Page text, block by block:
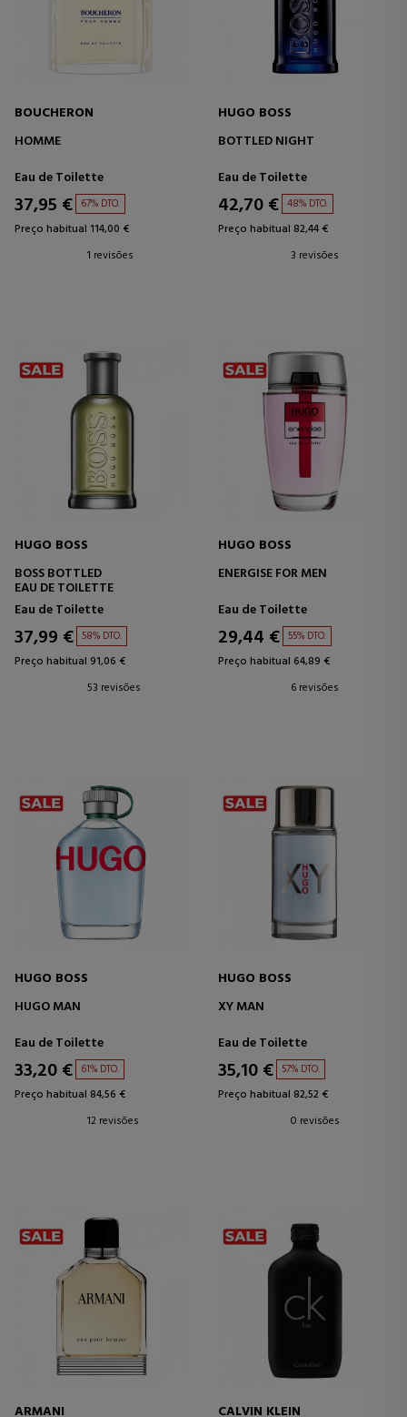
BOUCHERON
HOMME
Eau de Toilette
37,95 € 67% DTO.
Preço habitual 114,00 €
1 revisões
HUGO BOSS
BOTTLED NIGHT
Eau de Toilette
42,70 € 48% DTO.
Preço habitual 82,44 €
3 revisões
HUGO BOSS
BOSS BOTTLED
EAU DE TOILETTE
Eau de Toilette
37,99 € 58% DTO.
Preço habitual 91,06 €
53 revisões
HUGO BOSS
ENERGISE FOR MEN
Eau de Toilette
29,44 € 55% DTO.
Preço habitual 64,89 €
6 revisões
HUGO BOSS
HUGO MAN
Eau de Toilette
33,20 € 61% DTO.
Preço habitual 84,56 €
12 revisões
HUGO BOSS
XY MAN
Eau de Toilette
35,10 € 57% DTO.
Preço habitual 82,52 €
0 revisões
ARMANI CALVIN KLEIN